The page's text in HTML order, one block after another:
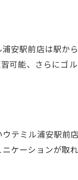
安駅前店は駅か
可能、さらにゴ
テミル浦安駅前
ケーションが取